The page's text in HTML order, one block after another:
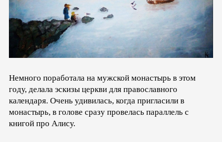
Немного поработала на мужской монастырь в этом
году, делала эскизы церкви для православного
календаря. Очень удивилась, когда пригласили в
монастырь, в голове сразу провелась параллель с
книгой про Алису.